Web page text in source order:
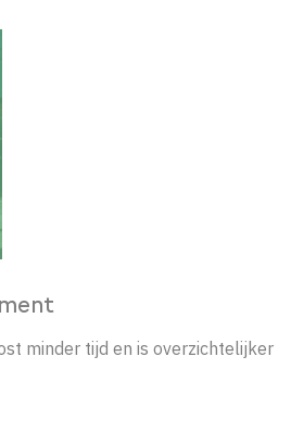
minder tijd en is overzichtelijker